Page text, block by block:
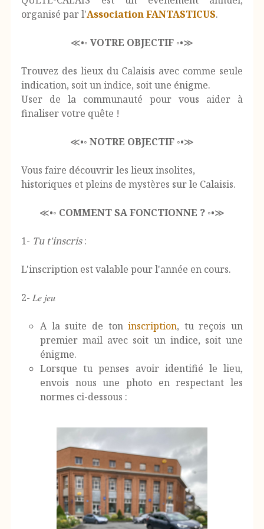
organisé par l'Association FANTASTICUS.
≪•◦ VOTRE OBJECTIF ◦•≫
Trouvez des lieux du Calaisis avec comme seule
indication, soit un indice, soit une énigme.
User de la communauté pour vous aider à
finaliser votre quête !
≪•◦ NOTRE OBJECTIF ◦•≫
Vous faire découvrir les lieux insolites,
historiques et pleins de mystères sur le Calaisis.
≪•◦ COMMENT SA FONCTIONNE ? ◦•≫
1- Tu t'inscris:
L'inscription est valable pour l'année en cours.
2- 𝐿𝑒 𝑗𝑒𝑢
A la suite de toninscription, tu reçois un
premier mail avec soit un indice, soit une
énigme.
Lorsque tu penses avoir identifié le lieu,
envois nous une photo en respectant les
normes ci-dessous :